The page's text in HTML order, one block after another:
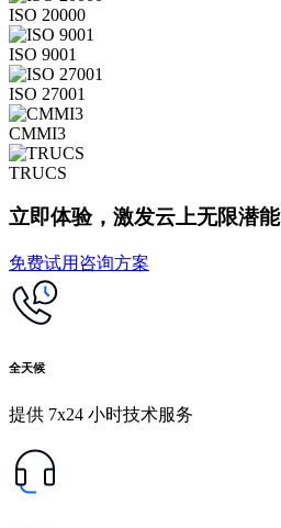
ISO 20000
ISO 9001
ISO 27001
CMMI3
TRUCS
立即体验，激发云上无限潜能
免费试用 咨询方案
全天候
提供 7x24 小时技术服务